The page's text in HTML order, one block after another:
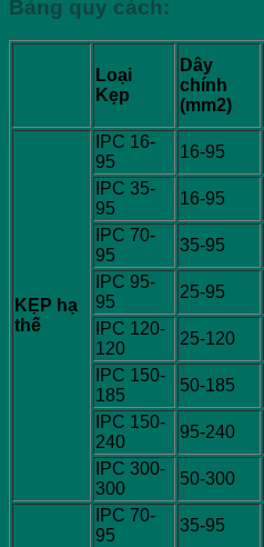
Bảng quy cách:
Loại
Kẹp
Dây
chính
(mm2)
KẸP hạ
thế
IPC 16-
95
16-95
IPC 35-
95
16-95
IPC 70-
95
35-95
IPC 95-
95
25-95
IPC 120-
120
25-120
IPC 150-
185
50-185
IPC 150-
240
95-240
IPC 300-
300
50-300
IPC 70-
95
35-95